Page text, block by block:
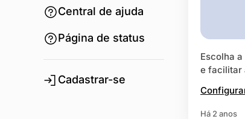
Central de ajuda
Página de status
Cadastrar-se
Escolha
e facilitar
há 2 anos